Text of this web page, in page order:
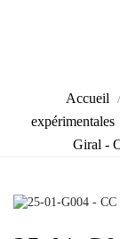
Accueil
expérimentales
Giral -